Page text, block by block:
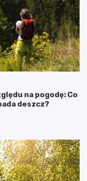
na pogodę: Co
deszcz?